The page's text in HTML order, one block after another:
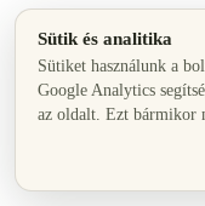
Sütik és analitika
Sütiket használunk a
Google Analytics
az oldalt. Ezt bármikor